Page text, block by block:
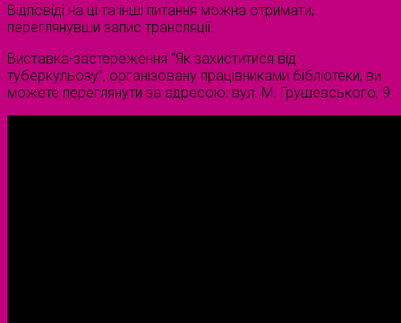
Відповіді на ці та інші питання можна отримати,
переглянувши запис трансляції.
Виставка-застереження “Як захиститися від
туберкульозу”, організовану працівниками бібліотеки, ви
можете переглянути за адресою: вул. М. Грушевського, 9